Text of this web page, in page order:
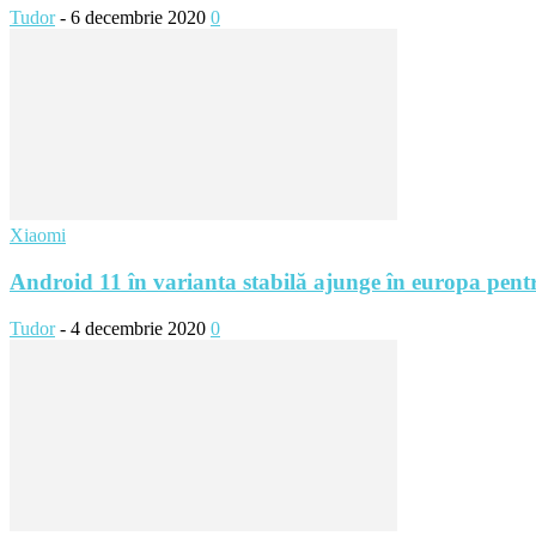
Tudor - 6 decembrie 2020 0
Xiaomi
Android 11 în varianta stabilă ajunge în europa
Tudor - 4 decembrie 2020 0